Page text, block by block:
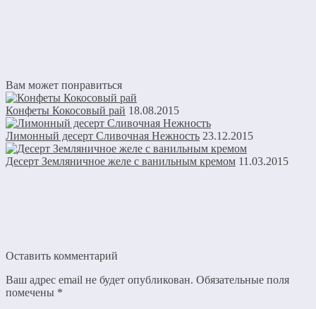
Вам может понравиться
Конфеты Кокосовый рай 18.08.2015
Лимонный десерт Сливочная Нежность 23.12.2015
Десерт Земляничное желе с ванильным кремом 11.03.2015
Оставить комментарий
Ваш адрес email не будет опубликован. Обязательные поля
помечены *